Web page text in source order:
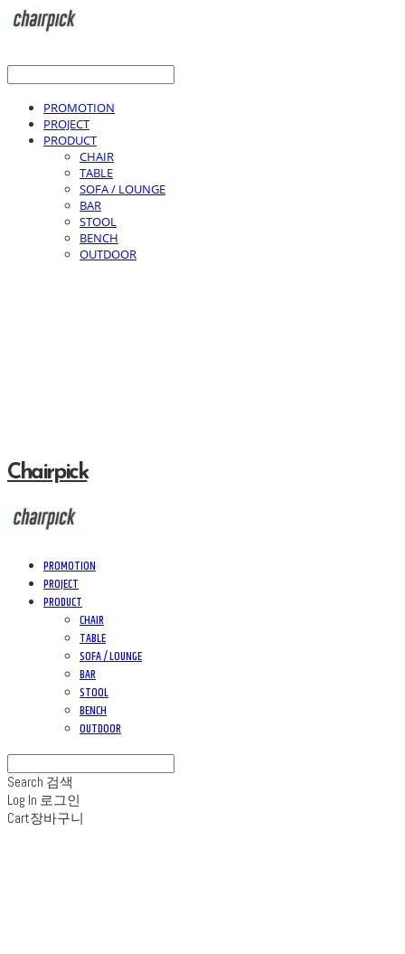
PROMOTION
PROJECT
PRODUCT
CHAIR
TABLE
SOFA / LOUNGE
BAR
STOOL
BENCH
OUTDOOR
Chairpick
PROMOTION
PROJECT
PRODUCT
CHAIR
TABLE
SOFA / LOUNGE
BAR
STOOL
BENCH
OUTDOOR
Search 검색
Log In 로그인
Cart장바구니